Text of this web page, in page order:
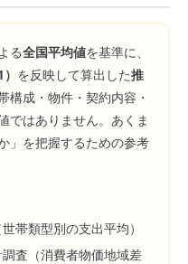
る全国平均値を基準に、
） を反映して算出した推
構成・物件・契約内容・
ではありません。あくま
」を把握するための参考
帯類型別の支出平均）
査（消費者物価地域差